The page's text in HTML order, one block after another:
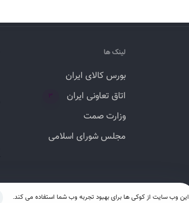
لینک ها
بورس کالای ایران
اتاق تعاونی ایران
۳
وزارت صمت
مجلس شورای اسلامی
این وب سایت از کوکی ها برای بهبود تجربه وب شما استفاده می کند.